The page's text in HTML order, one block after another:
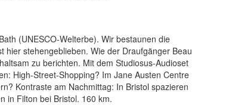
(UNESCO-Welterbe). Wir bestaunen die
stehengeblieben. Wie der Draufgänger Beau
zu berichten. Mit dem Studiosus-Audioset
High-Street-Shopping? Im Jane Austen Centre
Kontraste am Nachmittag: In Bristol spazieren
in Filton bei Bristol. 160 km.